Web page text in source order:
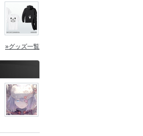
»グッズ一覧